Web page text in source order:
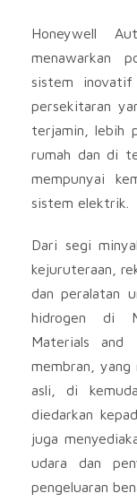
Honeywell
menawarkan
sistem
persekitaran
terjamin, lebih
rumah dan di
mempunyai
sistem elektrik.
Dari segi
kejuruteraan,
dan peralatan
hidrogen di
Materials and
membran, yang
asli, di
diedarkan
juga
udara dan
pengeluaran